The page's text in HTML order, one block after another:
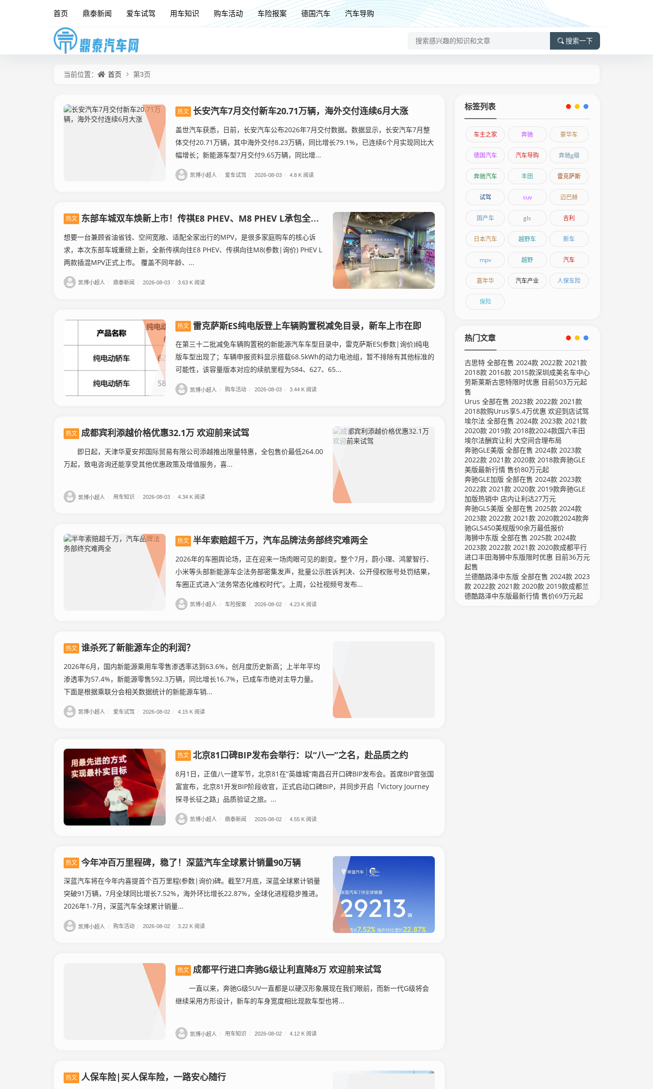
首页 鼎泰新闻 爱车试驾 用车知识 购车活动 车险报案 德国汽车 汽车导购
搜索一下
当前位置： 首页 第3页
热文 长安汽车7月交付新车20.71万辆，海外交付连续6月大涨
盖世汽车获悉，日前，长安汽车公布2026年7月交付数据。数据显示，长安汽车7月整
体交付20.71万辆，其中海外交付8.23万辆，同比增长79.1%，已连续6个月实现同比大
幅增长；新能源车型7月交付9.65万辆，同比增...
凯博小超人 爱车试驾 2026-08-03 4.8 K 阅读
热文 东部车城双车焕新上市！传祺E8 PHEV、M8 PHEV L承包全家省油出行
想要一台兼顾省油省钱、空间宽敞、适配全家出行的MPV，是很多家庭购车的核心诉
求，本次东部车城重磅上新，全新传祺向往E8 PHEV、传祺向往M8(参数|询价) PHEV L
两款插混MPV正式上市。 覆盖不同年龄、...
凯博小超人 鼎泰新闻 2026-08-03 3.63 K 阅读
热文 雷克萨斯ES纯电版登上车辆购置税减免目录，新车上市在即
在第三十二批减免车辆购置税的新能源汽车车型目录中，雷克萨斯ES(参数|询价)纯电
版车型出现了；车辆申报资料显示搭载68.5kWh的动力电池组，暂不排除有其他标准的
可能性，该容量版本对应的续航里程为584、627、65...
凯博小超人 购车活动 2026-08-03 3.44 K 阅读
热文 成都宾利添越价格优惠32.1万 欢迎前来试驾
即日起，天津华夏安邦国际贸易有限公司添越推出限量特惠，全包售价最低264.00
万起，致电咨询还能享受其他优惠政策及增值服务，喜...
凯博小超人 用车知识 2026-08-03 4.34 K 阅读
热文 半年索赔超千万，汽车品牌法务部终究难两全
2026年的车圈舆论场，正在迎来一场肉眼可见的剧变。整个7月，蔚小理、鸿蒙智行、
小米等头部新能源车企法务部密集发声，批量公示胜诉判决、公开侵权账号处罚结果，
车圈正式进入“法务常态化维权时代”。上周，公社视频号发布...
凯博小超人 车险报案 2026-08-02 4.23 K 阅读
热文 谁杀死了新能源车企的利润？
2026年6月，国内新能源乘用车零售渗透率达到63.6%，创月度历史新高；上半年平均
渗透率为57.4%，新能源零售592.3万辆，同比增长16.7%，已成车市绝对主导力量。
下面是根据乘联分会相关数据统计的新能源车销...
凯博小超人 爱车试驾 2026-08-02 4.15 K 阅读
热文 北京81口碑BIP发布会举行：以“八一”之名，赴品质之约
8月1日，正值八一建军节，北京81在“英雄城”南昌召开口碑BIP发布会。首席BIP官张国
富宣布，北京81开发BIP阶段收官，正式启动口碑BIP，并同步开启「Victory Journey
探寻长征之路」品质验证之旅。...
凯博小超人 鼎泰新闻 2026-08-02 4.55 K 阅读
热文 今年冲百万里程碑，稳了！深蓝汽车全球累计销量90万辆
深蓝汽车将在今年内喜提首个百万里程(参数|询价)碑。截至7月底，深蓝全球累计销量
突破91万辆，7月全球同比增长7.52%，海外环比增长22.87%，全球化进程稳步推进。
2026年1-7月，深蓝汽车全球累计销量...
凯博小超人 购车活动 2026-08-02 3.22 K 阅读
热文 成都平行进口奔驰G级让利直降8万 欢迎前来试驾
一直以来，奔驰G级SUV一直都是以硬汉形象展现在我们眼前，而新一代G级将会
继续采用方形设计，新车的车身宽度相比现款车型也将...
凯博小超人 用车知识 2026-08-02 4.12 K 阅读
热文 人保车险|买人保车险，一路安心随行
标签列表
车主之家 奔驰 豪华车
德国汽车 汽车导购 奔驰g级
奔驰汽车 丰田 雷克萨斯
试驾 suv 迈巴赫
国产车 gls 吉利
日本汽车 越野车 新车
mpv 越野 汽车
嘉年华 汽车产业 人保车险
保险
热门文章
古思特 全部在售 2024款 2022款 2021款
2018款 2016款 2015款深圳成美名车中心
劳斯莱斯古思特限时优惠 目前503万元起
售
Urus 全部在售 2023款 2022款 2021款
2018款购Urus享5.4万优惠 欢迎到店试驾
埃尔法 全部在售 2024款 2023款 2021款
2020款 2019款 2018款2024款国六丰田
埃尔法酬宾让利 大空间合理布局
奔驰GLE美版 全部在售 2024款 2023款
2022款 2021款 2020款 2018款奔驰GLE
美版最新行情 售价80万元起
奔驰GLE加版 全部在售 2024款 2023款
2022款 2021款 2020款 2019款奔驰GLE
加版热销中 店内让利达27万元
奔驰GLS美版 全部在售 2025款 2024款
2023款 2022款 2021款 2020款2024款奔
驰GLS450美规版90余万最低报价
海狮中东版 全部在售 2025款 2024款
2023款 2022款 2021款 2020款成都平行
进口丰田海狮中东版限时优惠 目前36万元
起售
兰德酷路泽中东版 全部在售 2024款 2023
款 2022款 2021款 2020款 2019款成都兰
德酷路泽中东版最新行情 售价69万元起